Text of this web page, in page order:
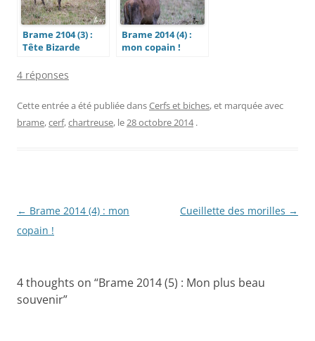
Brame 2104 (3) :
Tête Bizarde
Brame 2014 (4) :
mon copain !
4 réponses
Cette entrée a été publiée dansCerfs et biches, et marquée avec
brame,cerf,chartreuse, le28 octobre 2014 .
Navigation
des
← Brame 2014 (4) : mon
copain !
Cueillette des morilles →
4 thoughts on “Brame 2014 (5) : Mon plus beau
souvenir”